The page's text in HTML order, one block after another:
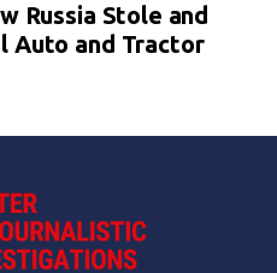
Russia Stole and
Auto and Tractor